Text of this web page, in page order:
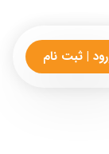
| ثبت نام